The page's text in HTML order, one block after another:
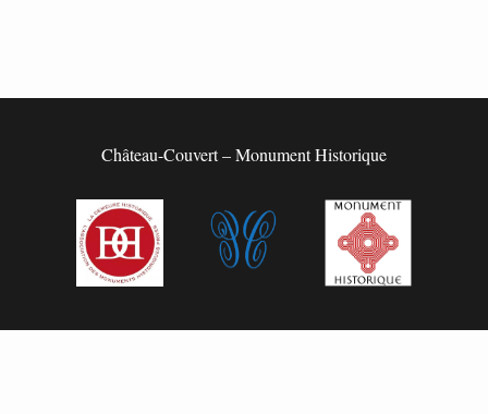
Château-Couvert – Monument Historique